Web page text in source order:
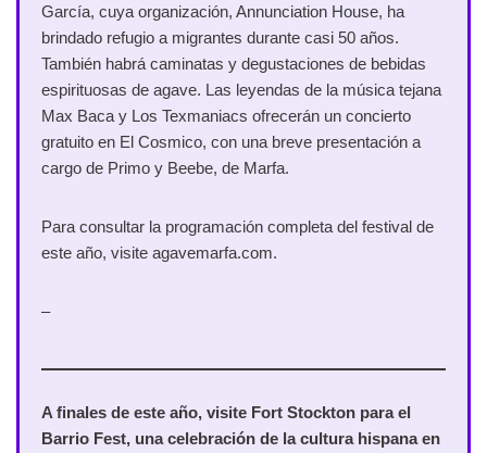
García, cuya organización, Annunciation House, ha
brindado refugio a migrantes durante casi 50 años.
También habrá caminatas y degustaciones de bebidas
espirituosas de agave. Las leyendas de la música tejana
Max Baca y Los Texmaniacs ofrecerán un concierto
gratuito en El Cosmico, con una breve presentación a
cargo de Primo y Beebe, de Marfa.
Para consultar la programación completa del festival de
este año, visite agavemarfa.com.
–
A finales de este año, visite Fort Stockton para el
Barrio Fest, una celebración de la cultura hispana en